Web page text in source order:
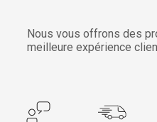
Nous vous offrons des
meilleure expérience